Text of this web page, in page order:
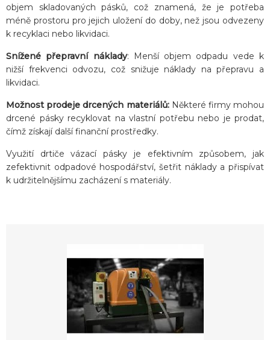
objem skladovaných pásků, což znamená, že je potřeba
méně prostoru pro jejich uložení do doby, než jsou odvezeny
k recyklaci nebo likvidaci.
Snížené přepravní náklady: Menší objem odpadu vede k
nižší frekvenci odvozu, což snižuje náklady na přepravu a
likvidaci.
Možnost prodeje drcených materiálů:Některé firmy mohou
drcené pásky recyklovat na vlastní potřebu nebo je prodat,
čímž získají další finanční prostředky.
Využití drtiče vázací pásky je efektivním způsobem, jak
zefektivnit odpadové hospodářství, šetřit náklady a přispívat
k udržitelnějšímu zacházení s materiály.